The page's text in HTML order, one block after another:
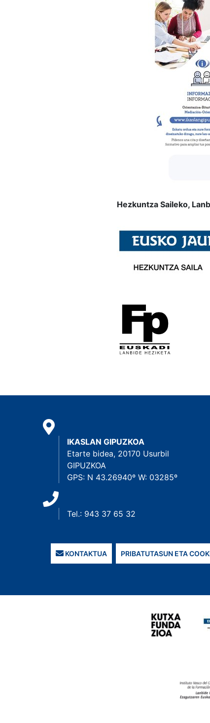
Hezkuntza Saileko,
IKASLAN GIPUZKOA
Etarte bidea, 20170 Usurbil
GIPUZKOA
GPS: N 43.26940º W: 03285º
Tel.: 943 37 65 32
KONTAKTUA PRIBATUTASUN ETA